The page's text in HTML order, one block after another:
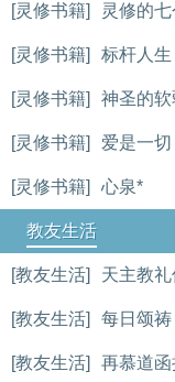
[灵修书籍] 灵修的
[灵修书籍] 标杆人生
[灵修书籍] 神圣的
[灵修书籍] 爱是一切
[灵修书籍] 心泉*
教友生活
[教友生活] 天主教
[教友生活] 每日颂祷
[教友生活] 再慕道